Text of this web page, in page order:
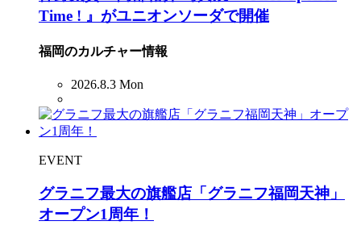
Time ! 』がユニオンソーダで開催
福岡のカルチャー情報
2026.8.3 Mon
EVENT
グラニフ最大の旗艦店「グラニフ福岡天神」
オープン1周年！